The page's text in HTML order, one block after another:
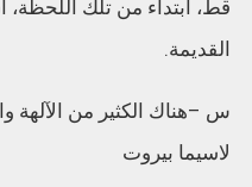
قط، ابتداء من تلك
القديمة.
س –هناك الكثير من الآلهة
لاسيما بيروت